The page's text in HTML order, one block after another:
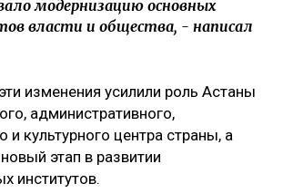
модернизацию основных
власти и общества, - написал
изменения усилили роль Астаны
административного,
и культурного центра страны, а
этап в развитии
институтов.